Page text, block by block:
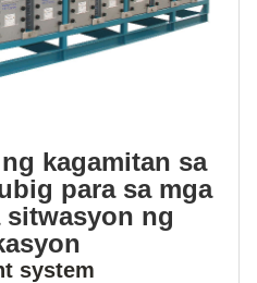
kagamitan sa
para sa mga
sitwasyon ng
system